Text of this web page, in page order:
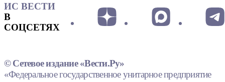
ИС ВЕСТИ
В
СОЦСЕТЯХ
© Сетевое издание «Вести.Ру»
«Федеральное государственное унитарное предприятие